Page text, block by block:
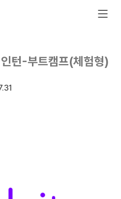
턴-부트캠프(체험형)